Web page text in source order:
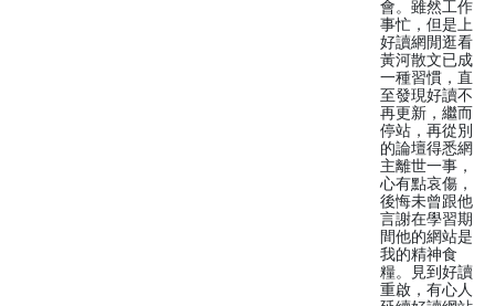
會。雖然工作
事忙，但是上
好讀網閒逛看
黃河散文已成
一種習慣，直
至發現好讀不
再更新，繼而
停站，再從別
的論壇得悉網
主離世一事，
心有點哀傷，
後悔未曾跟他
言謝在學習期
間他的網站是
我的精神食
糧。見到好讀
重啟，有心人